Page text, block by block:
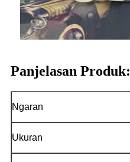
Panjelasan Produk:
Ngaran
Ukuran